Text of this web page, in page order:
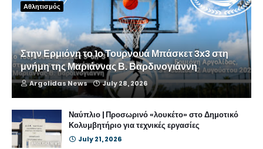
Αθλητισμός
Στην Ερμιόνη το 1ο Τουρνουά Μπάσκετ 3x3 στη
μνήμη της Μαριάννας Β. Βαρδινογιάννη
Argolidas News July 28, 2026
Ναύπλιο | Προσωρινό «λουκέτο» στο Δημοτικό
Κολυμβητήριο για τεχνικές εργασίες
July 21, 2026